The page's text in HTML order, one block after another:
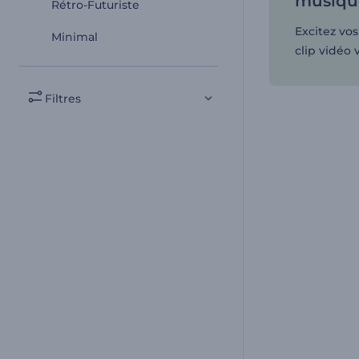
Rétro-Futuriste
Minimal
Filtres
Excitez
clip vidéo